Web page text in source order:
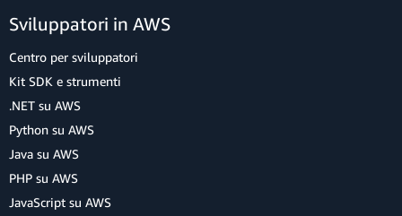
Sviluppatori in AWS
Centro per sviluppatori
Kit SDK e strumenti
.NET su AWS
Python su AWS
Java su AWS
PHP su AWS
JavaScript su AWS